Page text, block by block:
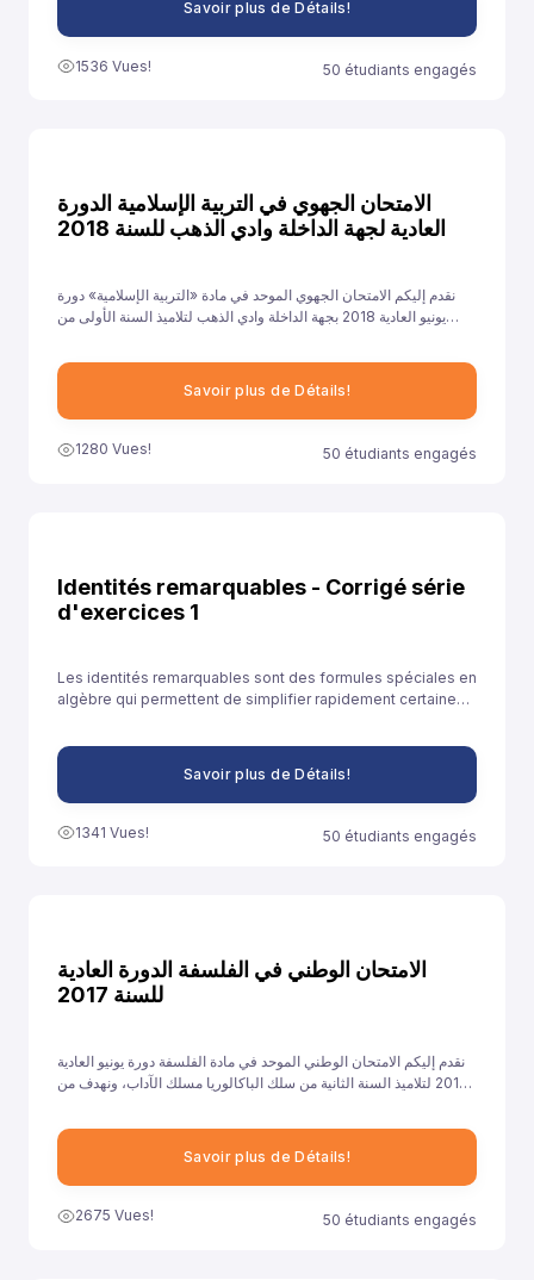
Savoir plus de Détails!
1536 Vues! 50 étudiants engagés
الامتحان الجهوي في التربية الإسلامية الدورة
العادية لجهة الداخلة وادي الذهب للسنة 2018
نقدم إليكم الامتحان الجهوي الموحد في مادة «التربية الإسلامية» دورة
يونيو العادية 2018 بجهة الداخلة وادي الذهب لتلاميذ السنة الأولى من
توفيرنا لهذا النموذج إلى مساعدة تلاميذ على الاستعداد الجيد لخوض غمار
Savoir plus de Détails!
1280 Vues! 50 étudiants engagés
Identités remarquables - Corrigé série
d'exercices 1
Les identités remarquables sont des formules spéciales en
algèbre qui permettent de simplifier rapidement certaines
des expressions ou résoudre des équations plus
Savoir plus de Détails!
1341 Vues! 50 étudiants engagés
الامتحان الوطني في الفلسفة الدورة العادية
للسنة 2017
نقدم إليكم الامتحان الوطني الموحد في مادة الفلسفة دورة يونيو العادية
2017 لتلاميذ السنة الثانية من سلك الباكالوريا مسلك الآداب، ونهدف من
على الاستعداد الجيد لخوض غمار الامتحانات الوطنية الموحدة.
Savoir plus de Détails!
2675 Vues! 50 étudiants engagés